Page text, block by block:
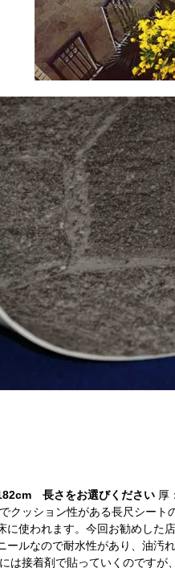
長さをお選びください 厚
クッション性がある長尺シー
に使われます。今回お勧めした
ールなので耐水性があり、油汚
は接着剤で貼っていくのですが